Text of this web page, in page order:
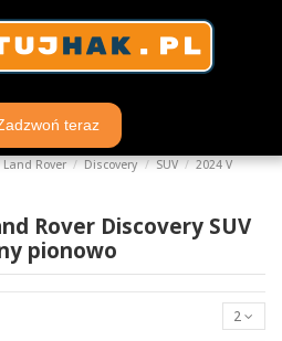
teraz
Land Rover Discovery SUV
2024 V
Rover Discovery SUV
pionowo
2